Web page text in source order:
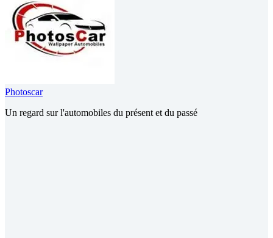
Photoscar
Un regard sur l'automobiles du présent et du passé